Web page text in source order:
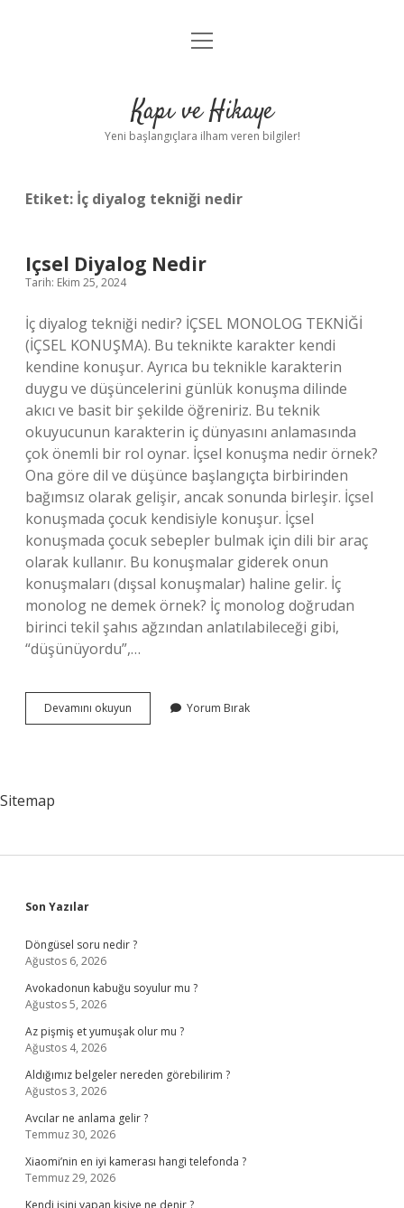
Anasayfa
Yasal Uyarı
menüyü
Kapı ve Hikaye
Yeni başlangıçlara ilham veren bilgiler!
Etiket: İç diyalog tekniği nedir
Içsel Diyalog Nedir
Tarih: Ekim 25, 2024
İç diyalog tekniği nedir? İÇSEL MONOLOG TEKNİĞİ
(İÇSEL KONUŞMA). Bu teknikte karakter kendi
kendine konuşur. Ayrıca bu teknikle karakterin
duygu ve düşüncelerini günlük konuşma dilinde
akıcı ve basit bir şekilde öğreniriz. Bu teknik
okuyucunun karakterin iç dünyasını anlamasında
çok önemli bir rol oynar. İçsel konuşma nedir örnek?
Ona göre dil ve düşünce başlangıçta birbirinden
bağımsız olarak gelişir, ancak sonunda birleşir. İçsel
konuşmada çocuk kendisiyle konuşur. İçsel
konuşmada çocuk sebepler bulmak için dili bir araç
olarak kullanır. Bu konuşmalar giderek onun
konuşmaları (dışsal konuşmalar) haline gelir. İç
monolog ne demek örnek? İç monolog doğrudan
birinci tekil şahıs ağzından anlatılabileceği gibi,
“düşünüyordu”,…
Devamını okuyun
Diyalog
Yorum Bırak
Sitemap
Sidebar
Son Yazılar
Döngüsel soru nedir ?
Ağustos 6, 2026
Avokadonun kabuğu soyulur mu ?
Ağustos 5, 2026
Az pişmiş et yumuşak olur mu ?
Ağustos 4, 2026
Aldığımız belgeler nereden görebilirim ?
Ağustos 3, 2026
Avcılar ne anlama gelir ?
Temmuz 30, 2026
Xiaomi’nin en iyi kamerası hangi telefonda ?
Temmuz 29, 2026
Kendi işini yapan kişiye ne denir ?